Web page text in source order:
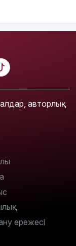
авторлық
ережесі